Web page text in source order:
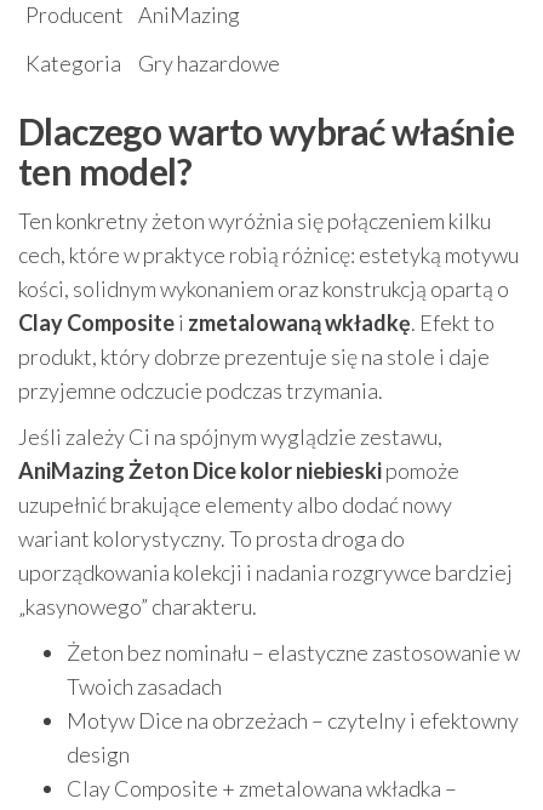
Producent AniMazing
Kategoria
Gry hazardowe
Dlaczego warto wybrać właśnie
ten model?
Ten konkretny żeton wyróżnia się połączeniem kilku
cech, które w praktyce robią różnicę: estetyką motywu
kości, solidnym wykonaniem oraz konstrukcją opartą o
Clay Compositei zmetalowaną wkładkę. Efekt to
produkt, który dobrze prezentuje się na stole i daje
przyjemne odczucie podczas trzymania.
Jeśli zależy Ci na spójnym wyglądzie zestawu,
AniMazing Żeton Dice kolor niebieskipomoże
uzupełnić brakujące elementy albo dodać nowy
wariant kolorystyczny. To prosta droga do
uporządkowania kolekcji i nadania rozgrywce bardziej
„kasynowego” charakteru.
Żeton bez nominału – elastyczne zastosowanie w
Twoich zasadach
Motyw Dice na obrzeżach – czytelny i efektowny
design
Clay Composite + zmetalowana wkładka –